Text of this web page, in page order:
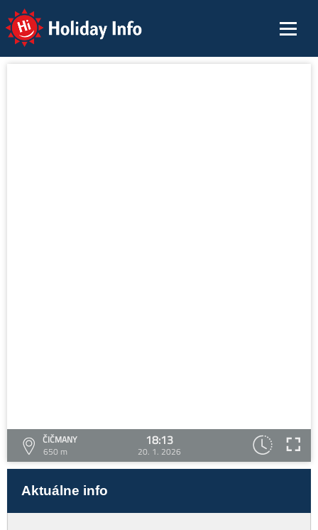
Holiday Info
ČIČMANY
650 m
18:13
20. 1. 2026
Aktuálne info